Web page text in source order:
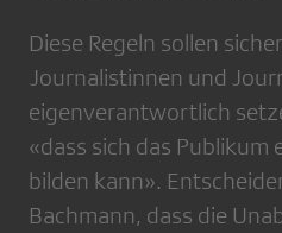
Diese Regeln sollen
Journalistinnen und
eigenverantwortlich
«dass sich das Publikum
bilden kann».
Bachmann, dass die